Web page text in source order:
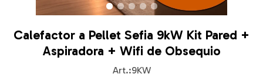
Calefactor a Pellet Sefia 9kW Kit Pared +
Aspiradora + Wifi de Obsequio
9KW